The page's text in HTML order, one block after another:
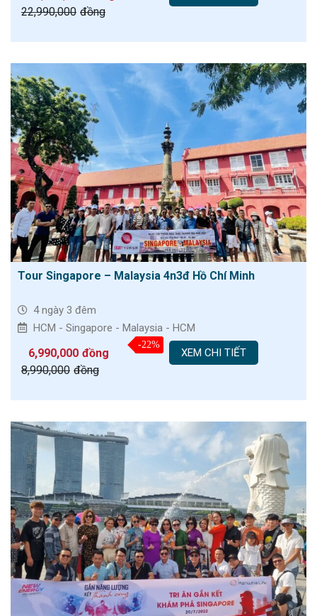
22,990,000 đồng
Tour Singapore – Malaysia 4n3đ Hồ Chí Minh
4 ngày 3 đêm
HCM - Singapore - Malaysia - HCM
6,990,000 đồng
8,990,000 đồng
-22%
XEM CHI TIẾT